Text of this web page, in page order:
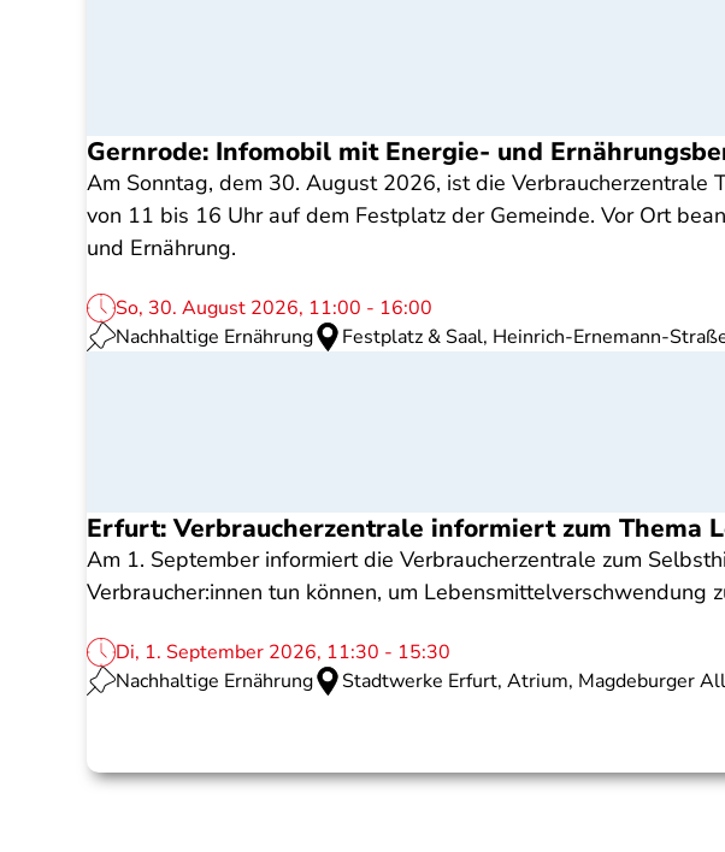
Gernrode: Infomobil mit Energie- und
Am Sonntag, dem 30. August 2026, ist die
von 11 bis 16 Uhr auf dem Festplatz der Gemeinde. Vor Ort
und Ernährung.
So, 30. August 2026, 11:00 - 16:00
Nachhaltige Ernährung
Festplatz & Saal, Heinrich-Ernemann-
Erfurt: Verbraucherzentrale informiert zum Thema
Am 1. September informiert die Verbraucherzentrale zum
Verbraucher:innen tun können, um Lebensmittelverschwendung
Di, 1. September 2026, 11:30 - 15:30
Nachhaltige Ernährung
Stadtwerke Erfurt, Atrium, Magdeburger